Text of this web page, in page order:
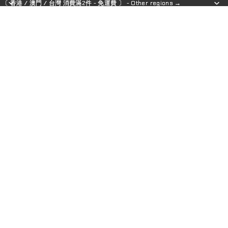
〔 香港 / 澳門 / 台灣 消費滿2件 - 免運費 〕 - Other regions →
〔 香港 / 澳門 / 台灣 消費滿2件 - 免運費 〕 - Other regions →